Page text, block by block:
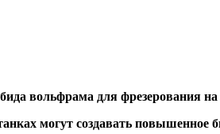
вольфрама для фрезерования
могут создавать